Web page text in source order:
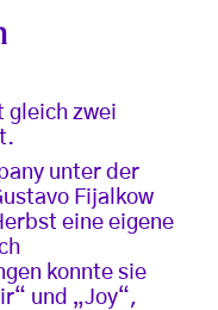
gleich zwei
unter der
Fijalkow
eine eigene
konnte sie
und „Joy“,